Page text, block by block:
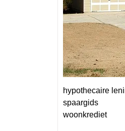
hypothecaire
spaargids
woonkrediet